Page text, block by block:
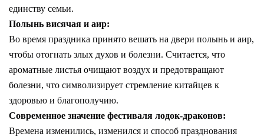
единству семьи.
Полынь висячая и аир:
Во время праздника принято вешать на двери полынь и аир,
чтобы отогнать злых духов и болезни. Считается, что
ароматные листья очищают воздух и предотвращают
болезни, что символизирует стремление китайцев к
здоровью и благополучию.
Современное значение фестиваля лодок-драконов:
Времена изменились, изменился и способ празднования